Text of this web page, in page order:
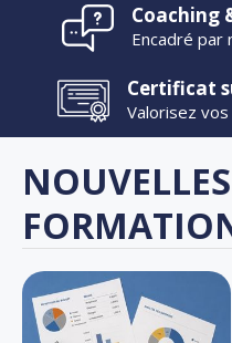
Coaching
Encadré
Certificat
Valorisez
NOUVELLES